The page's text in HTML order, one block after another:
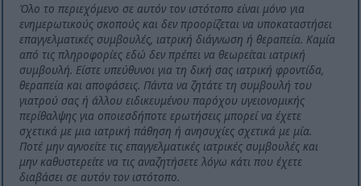
Όλο το περιεχόμενο σε αυτόν τον ιστότοπο είναι μόνο για
ενημερωτικούς σκοπούς και δεν προορίζεται να υποκαταστήσει
επαγγελματικές συμβουλές, ιατρική διάγνωση ή θεραπεία. Καμία
από τις πληροφορίες εδώ δεν πρέπει να θεωρείται ιατρική
συμβουλή. Είστε υπεύθυνοι για τη δική σας ιατρική φροντίδα,
θεραπεία και αποφάσεις. Πάντα να ζητάτε τη συμβουλή του
γιατρού σας ή άλλου ειδικευμένου παρόχου υγειονομικής
περίθαλψης για οποιεσδήποτε ερωτήσεις μπορεί να έχετε
σχετικά με μια ιατρική πάθηση ή ανησυχίες σχετικά με μία.
Ποτέ μην αγνοείτε τις επαγγελματικές ιατρικές συμβουλές και
μην καθυστερείτε να τις αναζητήσετε λόγω κάτι που έχετε
διαβάσει σε αυτόν τον ιστότοπο.